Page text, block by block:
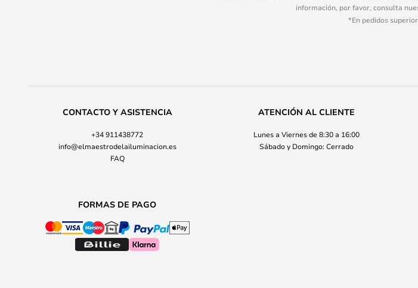
información, por favor, consulta
*En pedidos
CONTACTO Y ASISTENCIA
+34 911438772
info@elmaestrodelailuminacion.es
FAQ
ATENCIÓN AL CLIENTE
Lunes a Viernes de 8:30 a 16:00
Sábado y Domingo: Cerrado
FORMAS DE PAGO